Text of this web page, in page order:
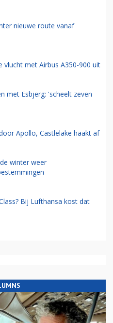
nieuwe route vanaf
vlucht met Airbus A350-900 uit
met Esbjerg: 'scheelt zeven
Apollo, Castlelake haakt af
winter weer
Bij Lufthansa kost dat